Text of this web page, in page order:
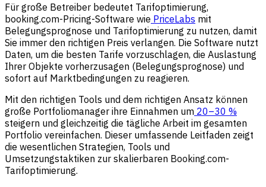
Für große Betreiber bedeutet Tarifoptimierung,
booking.com-Pricing-Software wie PriceLabs mit
Belegungsprognose und Tarifoptimierung zu nutzen, damit
Sie immer den richtigen Preis verlangen. Die Software nutzt
Daten, um die besten Tarife vorzuschlagen, die Auslastung
Ihrer Objekte vorherzusagen (Belegungsprognose) und
sofort auf Marktbedingungen zu reagieren.
Mit den richtigen Tools und dem richtigen Ansatz können
große Portfoliomanager ihre Einnahmen um 20–30 %
steigern und gleichzeitig die tägliche Arbeit im gesamten
Portfolio vereinfachen. Dieser umfassende Leitfaden zeigt
die wesentlichen Strategien, Tools und
Umsetzungstaktiken zur skalierbaren Booking.com-
Tarifoptimierung.